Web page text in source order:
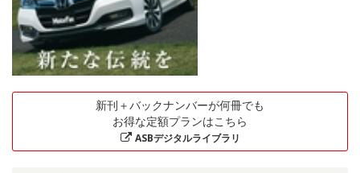
新刊＋バックナンバーが何冊でも
お得な定額プランはこちら
ASBデジタルライブラリ